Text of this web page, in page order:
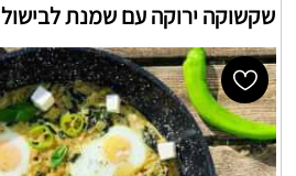
שקשוקה ירוקה עם שמנת לבישול